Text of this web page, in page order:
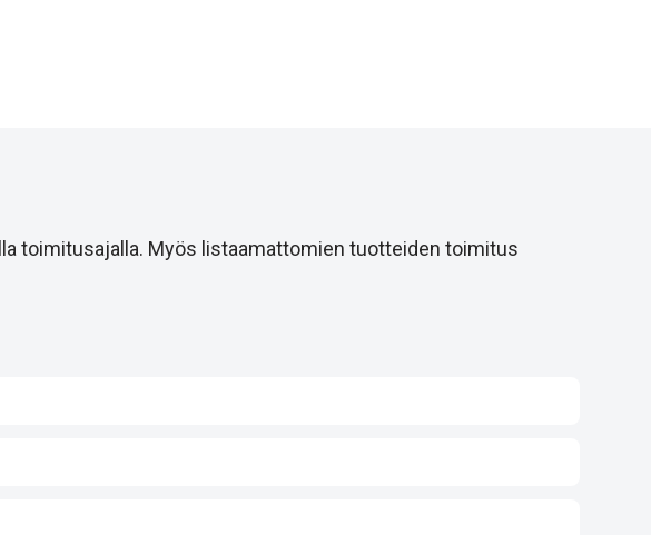
toimitusajalla. Myös listaamattomien tuotteiden toimitus